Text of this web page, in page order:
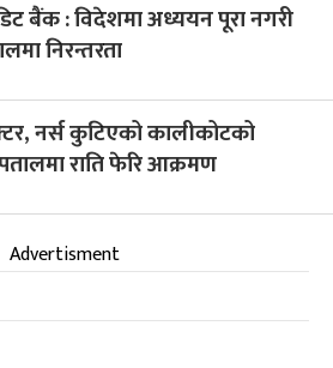
बैंक : विदेशमा अध्ययन पूरा नगरी
निरन्तरता
नर्स कुटिएको कालीकोटको
राति फेरि आक्रमण
Advertisment